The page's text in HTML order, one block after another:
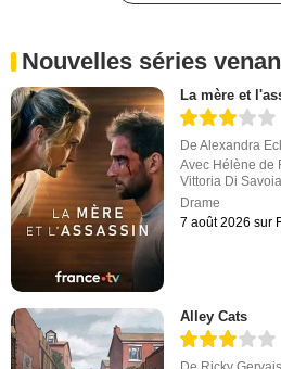
Nouvelles séries
La mère et
DeAlexandra
Avec Hélène de
Vittoria Di Savoia
Drame
7 août 2026 sur
Alley Cats